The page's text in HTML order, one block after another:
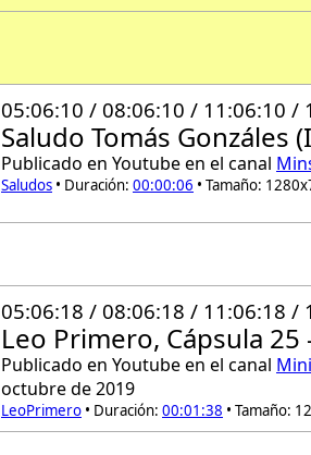
05:06:10 / 08:06:10 / 11:06:10 /
Saludo Tomás Gonzáles
Publicado en Youtube en el canal
Saludos • Duración: 00:00:06 • Tamaño:
05:06:18 / 08:06:18 / 11:06:18 /
Leo Primero, Cápsula
Publicado en Youtube en el canal
octubre de 2019
LeoPrimero • Duración: 00:01:38 • Tamaño: